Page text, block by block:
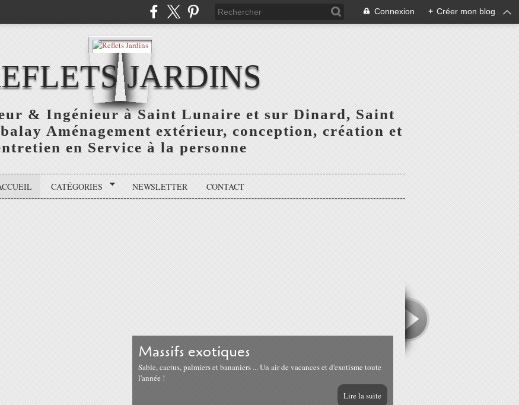
Connexion + Créer mon blog
JARDINS
& Ingénieur à Saint Lunaire et sur Dinard, Saint
Aménagement extérieur, conception, création et
en Service à la personne
CATÉGORIES NEWSLETTER CONTACT
Massifs exotiques
Sable, cactus, palmiers et bananiers ... Un air de vacances et d'exotisme toute
l'année !
Lire la suite